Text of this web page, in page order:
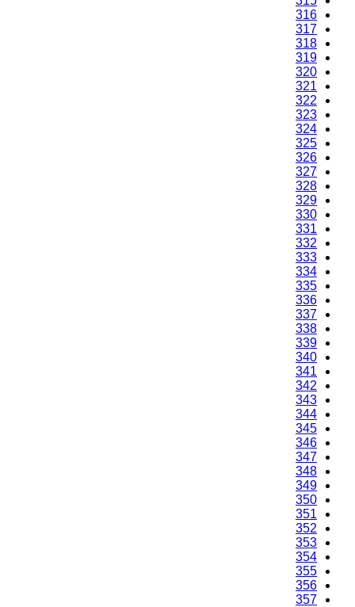
316
317
318
319
320
321
322
323
324
325
326
327
328
329
330
331
332
333
334
335
336
337
338
339
340
341
342
343
344
345
346
347
348
349
350
351
352
353
354
355
356
357